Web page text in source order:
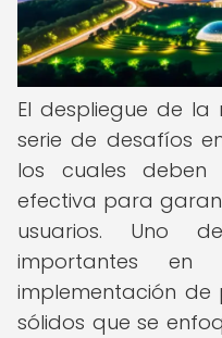
El despliegue de
serie de desafíos
los cuales
efectiva para
usuarios. Uno
importantes
implementación
sólidos que se